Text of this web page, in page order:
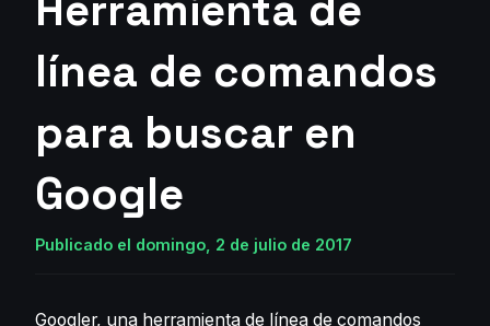
línea de comandos
para buscar en
Google
Publicado el domingo, 2 de julio de 2017
Googler, una herramienta de línea de comandos